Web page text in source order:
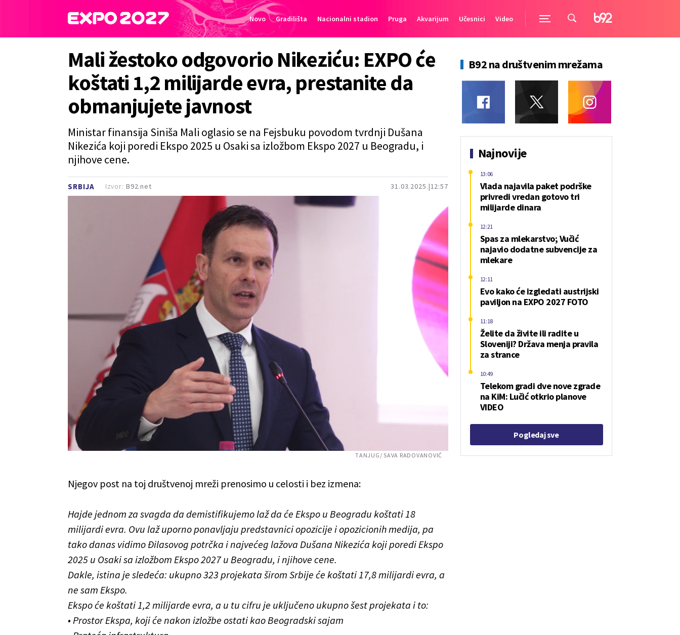
Novo Gradilišta Nacionalni stadion Pruga Akvarijum Učesnici Video
SRBIJA 31.03.2025. 12:57
Mali žestoko odgovorio Nikeziću: EXPO će
koštati 1,2 milijarde evra, prestanite da
obmanjujete javnost
Ministar finansija Siniša Mali oglasio se na Fejsbuku povodom tvrdnji Dušana
Nikezića koji poredi Ekspo 2025 u Osaki sa izložbom Ekspo 2027 u Beogradu, i
njihove cene.
Izvor: B92.net
TANJUG/ SAVA RADOVANOVIĆ
Njegov post na toj društvenoj mreži prenosimo u celosti i bez izmena:
Hajde jednom za svagda da demistifikujemo laž da će Ekspo u Beogradu koštati 18
milijardi evra. Ovu laž uporno ponavljaju predstavnici opozicije i opozicionih medija, pa
tako danas vidimo Đilasovog potrčka i najvećeg lažova Dušana Nikezića koji poredi Ekspo
2025 u Osaki sa izložbom Ekspo 2027 u Beogradu, i njihove cene.
Dakle, istina je sledeća: ukupno 323 projekata širom Srbije će koštati 17,8 milijardi evra, a
ne sam Ekspo.
Ekspo će koštati 1,2 milijarde evra, a u tu cifru je uključeno ukupno šest projekata i to:
• Prostor Ekspa, koji će nakon izložbe ostati kao Beogradski sajam
B92 na društvenim mrežama
Najnovije
Vlada najavila paket podrške
privredi vredan gotovo tri
milijarde dinara
13:06
Spas za mlekarstvo; Vučić
najavio dodatne subvencije za
mlekare
12:21
Evo kako će izgledati austrijski
paviljon na EXPO 2027 FOTO
12:11
Želite da živite ili radite u
Sloveniji? Država menja pravila
za strance
11:18
Telekom gradi dve nove zgrade
na KiM: Lučić otkrio planove
VIDEO
10:49
Pogledaj sve